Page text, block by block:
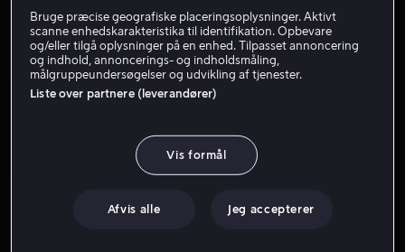
Bruge præcise geografiske placeringsoplysninger. Aktivt
scanne enhedskarakteristika til identifikation. Opbevare
og/eller tilgå oplysninger på en enhed. Tilpasset annoncering
og indhold, annoncerings- og indholdsmåling,
målgruppeundersøgelser og udvikling af tjenester.
Liste over partnere (leverandører)
Vis formål
Afvis alle Jeg accepterer